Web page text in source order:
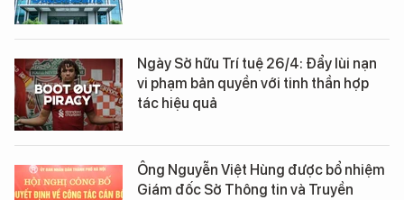
Ngày Sở hữu Trí tuệ 26/4: Đẩy lùi nạn
vi phạm bản quyền với tinh thần hợp
tác hiệu quả
Ông Nguyễn Việt Hùng được bổ nhiệm
Giám đốc Sở Thông tin và Truyền